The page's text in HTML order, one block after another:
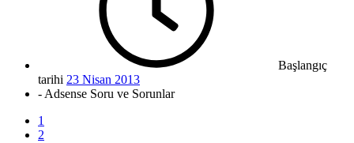
Başlangıç
tarihi 23 Nisan 2013
- Adsense Soru ve Sorunlar
1
2